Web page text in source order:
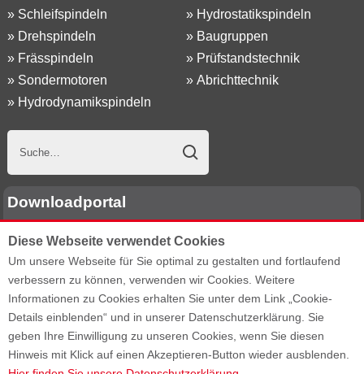
Diese Webseite verwendet Cookies
Um unsere Webseite für Sie optimal zu gestalten und fortlaufend
verbessern zu können, verwenden wir Cookies. Weitere
Informationen zu Cookies erhalten Sie unter dem Link „Cookie-
Details einblenden“ und in unserer Datenschutzerklärung. Sie
geben Ihre Einwilligung zu unseren Cookies, wenn Sie diesen
Hinweis mit Klick auf einen Akzeptieren-Button wieder ausblenden.
» Schleifspindeln
» Drehspindeln
» Frässpindeln
» Sondermotoren
» Hydrodynamikspindeln
» Hydrostatikspindeln
» Baugruppen
» Prüfstandstechnik
» Abrichttechnik
Downloadportal
E-Mail Adresse:
Passwort:
Passwort vergessen?